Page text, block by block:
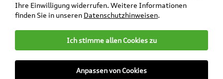
*ausgenommen Kompletträder, Heckboxen, Reifen,
Ihre Einwilligung widerrufen. Weitere Informationen
finden Sie in unseren Datenschutzhinweisen.
Ich stimme allen Cookies zu
Anpassen von Cookies